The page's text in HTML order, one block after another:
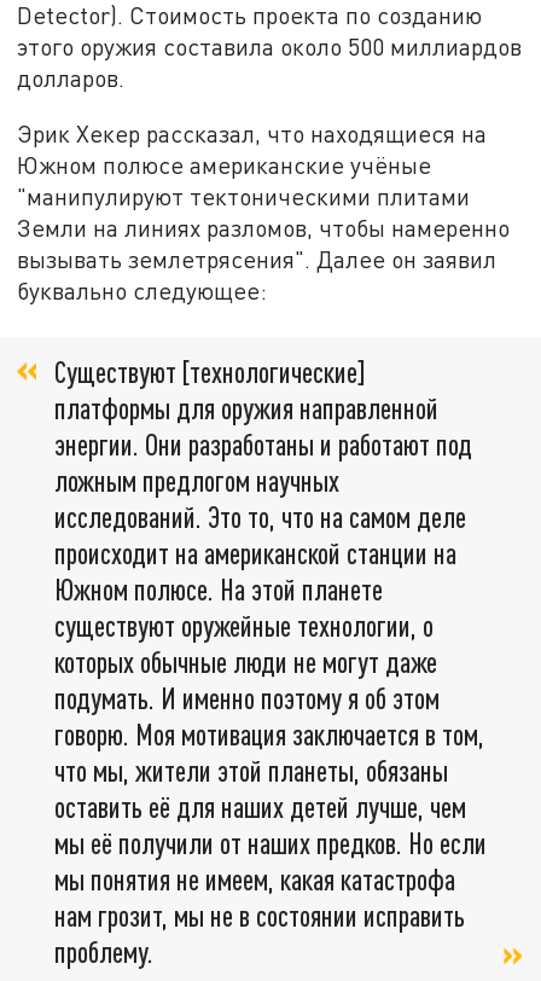
Detector). Стоимость проекта по созданию
этого оружия составила около 500 миллиардов
долларов.
Эрик Хекер рассказал, что находящиеся на
Южном полюсе американские учёные
"манипулируют тектоническими плитами
Земли на линиях разломов, чтобы намеренно
вызывать землетрясения". Далее он заявил
буквально следующее:
Существуют [технологические]
платформы для оружия направленной
энергии. Они разработаны и работают под
ложным предлогом научных
исследований. Это то, что на самом деле
происходит на американской станции на
Южном полюсе. На этой планете
существуют оружейные технологии, о
которых обычные люди не могут даже
подумать. И именно поэтому я об этом
говорю. Моя мотивация заключается в том,
что мы, жители этой планеты, обязаны
оставить её для наших детей лучше, чем
мы её получили от наших предков. Но если
мы понятия не имеем, какая катастрофа
нам грозит, мы не в состоянии исправить
проблему.